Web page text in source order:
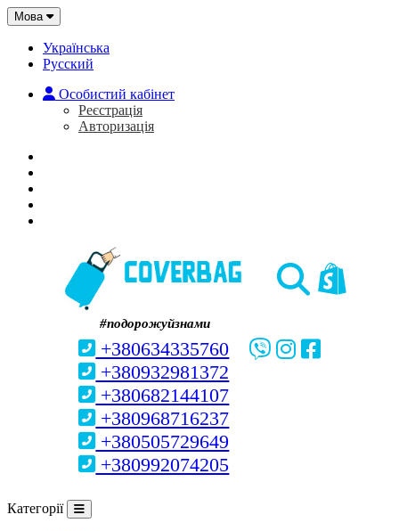
Мова
Українська
Русский
Особистий кабінет
Реєстрація
Авторизація
#подорожуйзнами
+380634335760
+380932981372
+380682144107
+380968716237
+380505729649
+380992074205
Категорії